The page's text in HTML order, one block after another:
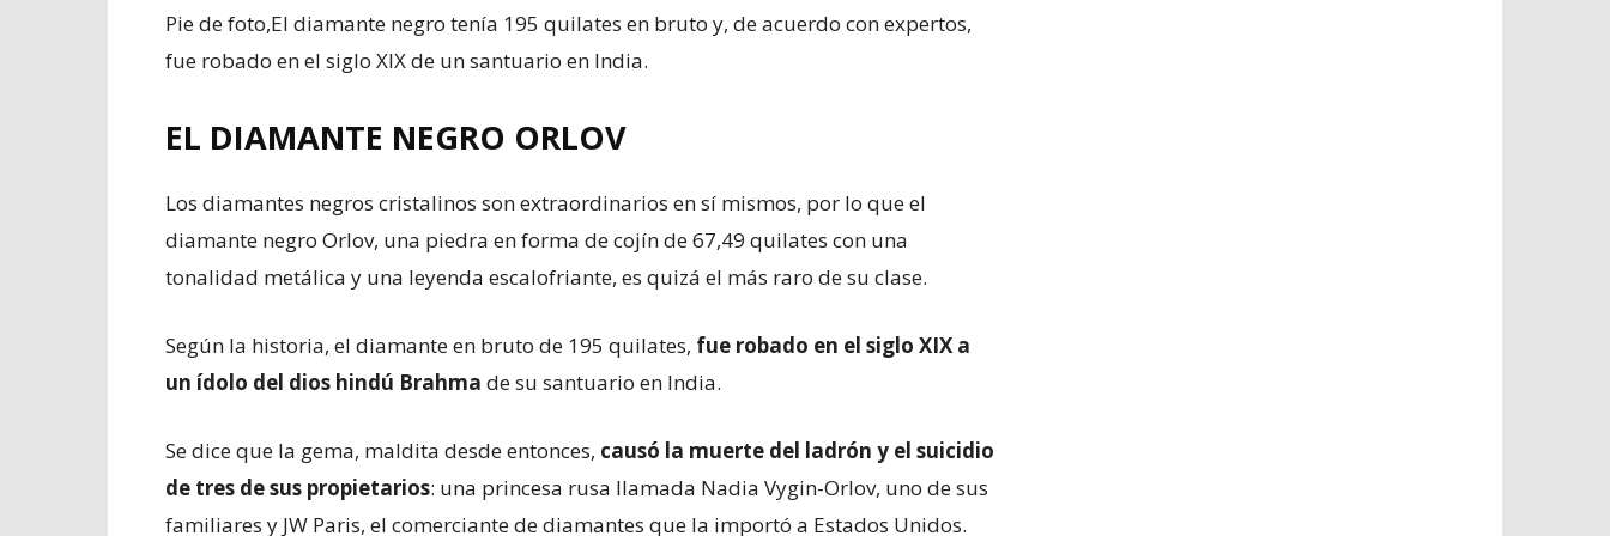
Pie de foto,El diamante negro tenía 195 quilates en bruto y, de acuerdo con expertos,
fue robado en el siglo XIX de un santuario en India.
EL DIAMANTE NEGRO ORLOV
Los diamantes negros cristalinos son extraordinarios en sí mismos, por lo que el
diamante negro Orlov, una piedra en forma de cojín de 67,49 quilates con una
tonalidad metálica y una leyenda escalofriante, es quizá el más raro de su clase.
Según la historia, el diamante en bruto de 195 quilates, fue robado en el siglo XIX a
un ídolo del dios hindú Brahma de su santuario en India.
Se dice que la gema, maldita desde entonces, causó la muerte del ladrón y el suicidio
de tres de sus propietarios: una princesa rusa llamada Nadia Vygin-Orlov, uno de sus
familiares y JW Paris, el comerciante de diamantes que la importó a Estados Unidos.